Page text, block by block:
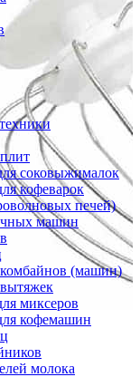
соковыжималок
кофеварок
печей)
машин
(машин)
миксеров
кофемашин
молока